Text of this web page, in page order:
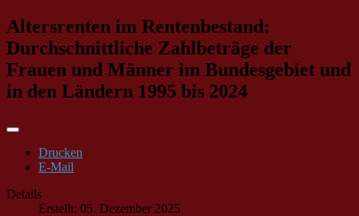
Altersrenten im Rentenbestand:
Durchschnittliche Zahlbeträge der
Frauen und Männer im Bundesgebiet und
in den Ländern 1995 bis 2024
Drucken
E-Mail
Details
Erstellt: 05. Dezember 2025